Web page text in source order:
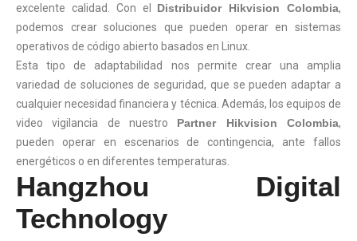
excelente calidad. Con el Distribuidor Hikvision Colombia,
podemos crear soluciones que pueden operar en sistemas
operativos de código abierto basados en Linux.
Esta tipo de adaptabilidad nos permite crear una amplia
variedad de soluciones de seguridad, que se pueden adaptar a
cualquier necesidad financiera y técnica. Además, los equipos de
video vigilancia de nuestro Partner Hikvision Colombia,
pueden operar en escenarios de contingencia, ante fallos
energéticos o en diferentes temperaturas.
Hangzhou Digital
Technology